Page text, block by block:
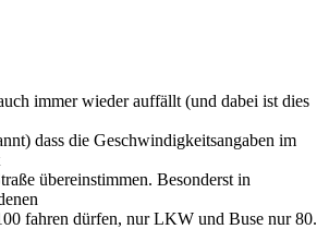
immer wieder auffällt (und dabei ist dies
dass die Geschwindigkeitsangaben im
übereinstimmen. Besonderst in
fahren dürfen, nur LKW und Buse nur 80.